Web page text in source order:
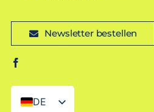
Newsletter bestellen
DE